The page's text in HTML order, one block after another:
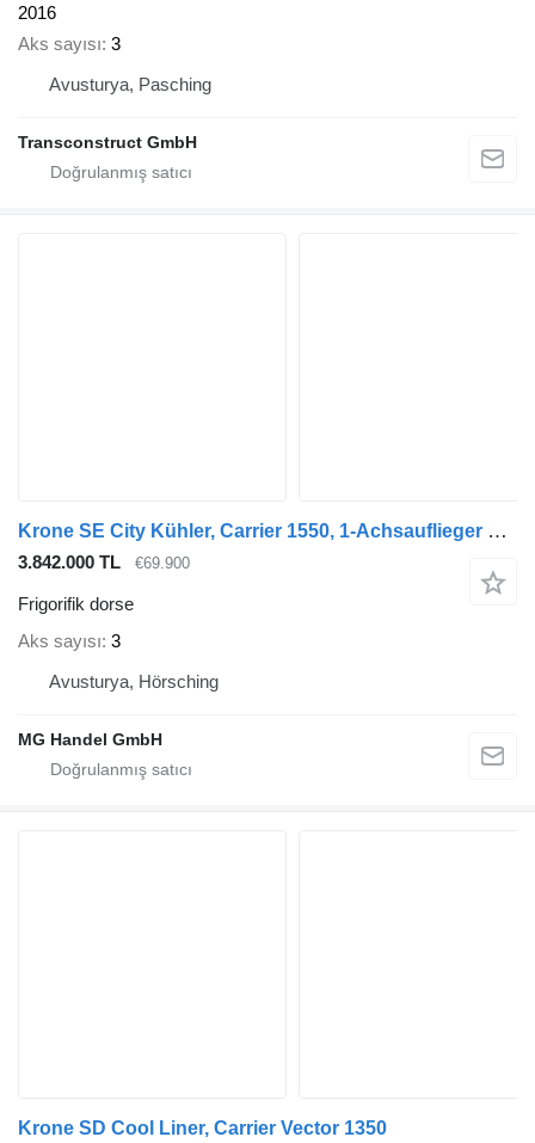
2016
Aks sayısı 3
Avusturya, Pasching
Transconstruct GmbH
Krone SE City Kühler, Carrier 1550, 1-Achsauflieger mit Hebebühne
3.842.000 TL €69.900
Frigorifik dorse
Aks sayısı 3
Avusturya, Hörsching
MG Handel GmbH
Krone SD Cool Liner, Carrier Vector 1350